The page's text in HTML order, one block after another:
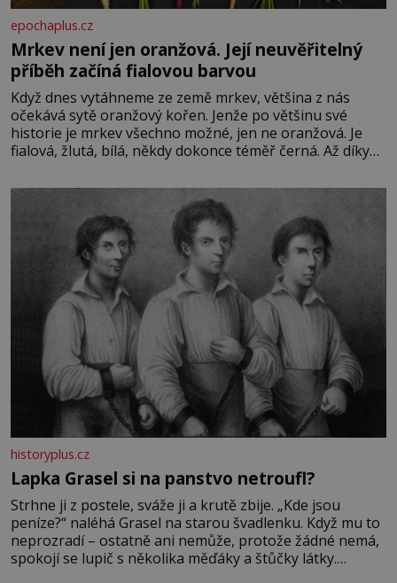
epochaplus.cz
Mrkev není jen oranžová. Její neuvěřitelný
příběh začíná fialovou barvou
Když dnes vytáhneme ze země mrkev, většina z nás
očekává sytě oranžový kořen. Jenže po většinu své
historie je mrkev všechno možné, jen ne oranžová. Je
fialová, žlutá, bílá, někdy dokonce téměř černá. Až díky
bez které si českou zahradu ani nedokážeme představit.
historyplus.cz
Lapka Grasel si na panstvo netroufl?
Strhne ji z postele, sváže ji a krutě zbije. „Kde jsou
peníze?“ naléhá Grasel na starou švadlenku. Když mu to
neprozradí – ostatně ani nemůže, protože žádné nemá,
spokojí se lupič s několika měďáky a štůčky látky.